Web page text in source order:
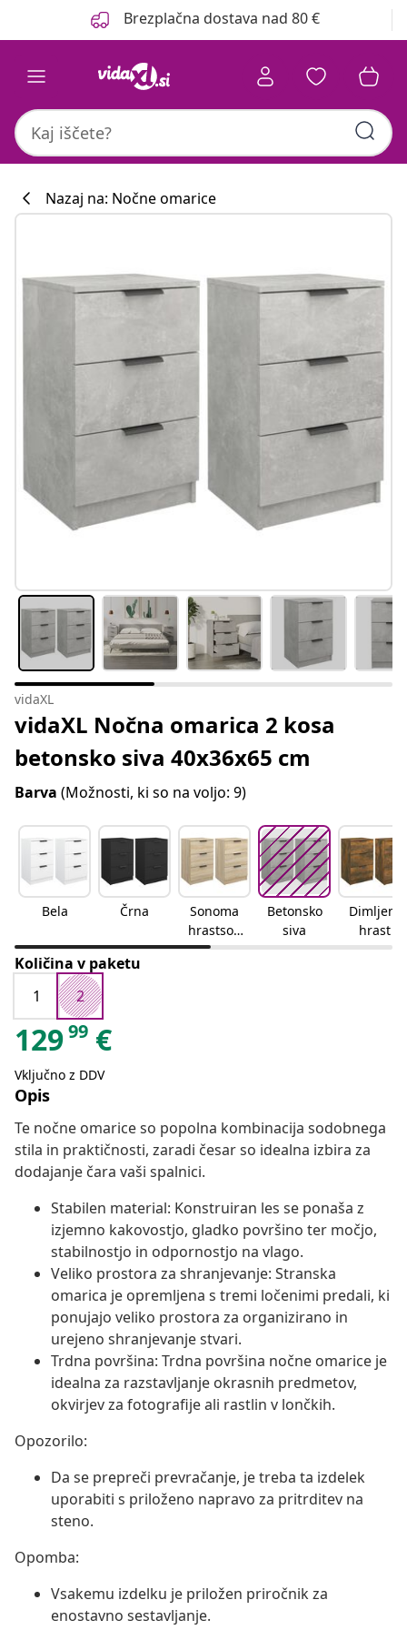
Brezplačna dostava nad 80 €
Nazaj na: Nočne omarice
vidaXL
vidaXL Nočna omarica 2 kosa
betonsko siva 40x36x65 cm
Barva (Možnosti, ki so na voljo: 9)
Bela Črna
Sonoma
hrastson
oma
Betonsko
siva
Dimljeni
hrast
Količina v paketu
1
2
12999 €
Vključno z DDV
Opis
Te nočne omarice so popolna kombinacija sodobnega
stila in praktičnosti, zaradi česar so idealna izbira za
dodajanje čara vaši spalnici.
Stabilen material: Konstruiran les se ponaša z
izjemno kakovostjo, gladko površino ter močjo,
stabilnostjo in odpornostjo na vlago.
Veliko prostora za shranjevanje: Stranska
omarica je opremljena s tremi ločenimi predali, ki
ponujajo veliko prostora za organizirano in
urejeno shranjevanje stvari.
Trdna površina: Trdna površina nočne omarice je
idealna za razstavljanje okrasnih predmetov,
okvirjev za fotografije ali rastlin v lončkih.
Opozorilo:
Da se prepreči prevračanje, je treba ta izdelek
uporabiti s priloženo napravo za pritrditev na
steno.
Opomba:
Vsakemu izdelku je priložen priročnik za
enostavno sestavljanje.